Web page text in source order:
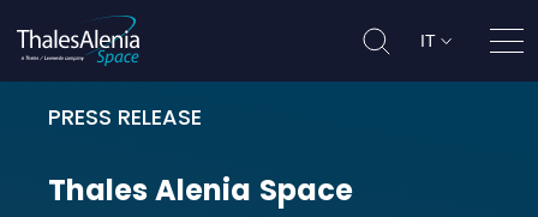
IT
PRESS RELEASE
Thales Alenia Space fornisce la
ThalesAlenia Space